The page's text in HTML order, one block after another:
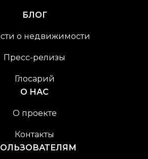
БЛОГ
о недвижимости
Пресс-релизы
Глосарий
О НАС
О проекте
Контакты